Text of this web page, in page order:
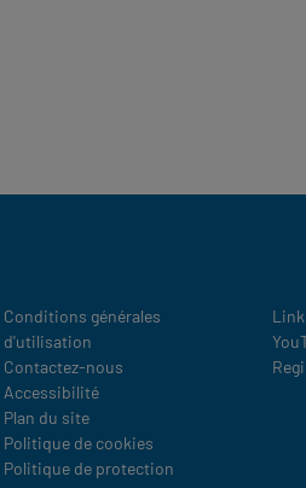
Legal
Conditions générales
d'utilisation
Contactez-nous
Accessibilité
Plan du site
Politique de cookies
Politique de protection